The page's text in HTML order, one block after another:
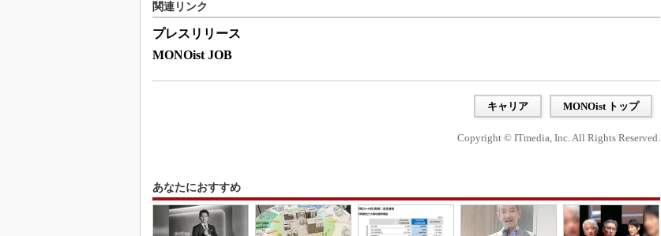
関連リンク
プレスリリース
MONOist JOB
キャリア MONOist トップ
Copyright © ITmedia, Inc. All Rights Reserved.
あなたにおすすめ